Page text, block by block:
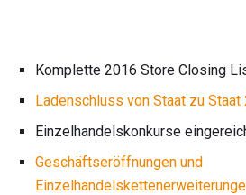
Komplette 2016 Store Closing
Ladenschluss von Staat zu Staat
Einzelhandelskonkurse
Geschäftseröffnungen und